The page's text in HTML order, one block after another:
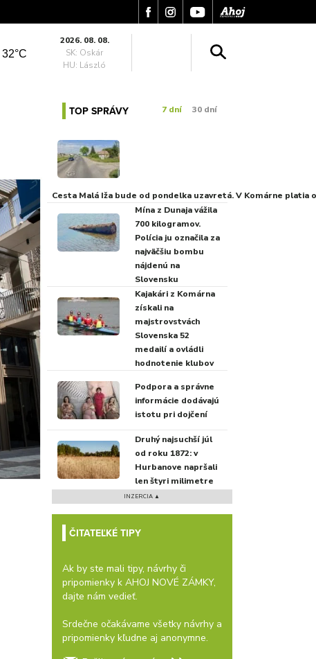
32°C
2026. 08. 08.
SK: Oskár
HU: László
TOP SPRÁVY 7 dní 30 dní
Cesta Malá Iža bude od pondelka uzavretá. V Komárne platia
Mína z Dunaja vážila
700 kilogramov.
Polícia ju označila za
najväčšiu bombu
nájdenú na
Slovensku
Kajakári z Komárna
získali na
majstrovstvách
Slovenska 52
medailí a ovládli
hodnotenie klubov
Podpora a správne
informácie dodávajú
istotu pri dojčení
Druhý najsuchší júl
od roku 1872: v
Hurbanove napršali
len štyri milimetre
INZERCIA ▲
ČITATEĽKÉ TIPY
Ak by ste mali tipy, návrhy či
pripomienky k AHOJ NOVÉ ZÁMKY,
dajte nám vedieť.
Srdečne očakávame všetky návrhy a
pripomienky kľudne aj anonymne.